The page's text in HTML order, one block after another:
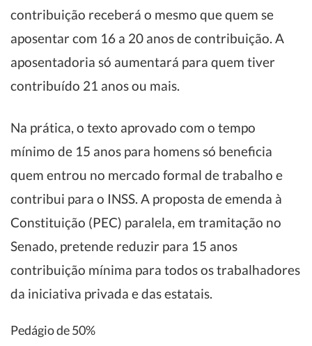
contribuição receberá o mesmo que quem se
aposentar com 16 a 20 anos de contribuição. A
aposentadoria só aumentará para quem tiver
contribuído 21 anos ou mais.
Na prática, o texto aprovado com o tempo
mínimo de 15 anos para homens só beneficia
quem entrou no mercado formal de trabalho e
contribui para o INSS. A proposta de emenda à
Constituição (PEC) paralela, em tramitação no
Senado, pretende reduzir para 15 anos
contribuição mínima para todos os trabalhadores
da iniciativa privada e das estatais.
Pedágio de 50%